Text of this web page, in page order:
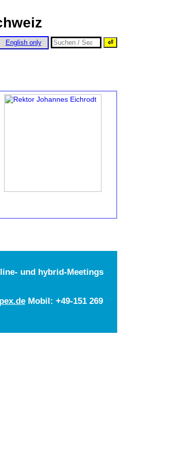
English only
und hybrid-Meetings
Mobil: +49-151 269